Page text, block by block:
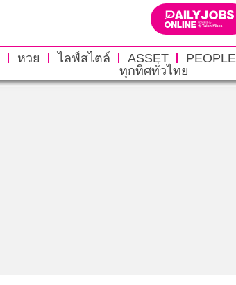
หวย ไลฟ์สไตล์ ASSET PEOPLE
ทุกทิศทั่วไทย